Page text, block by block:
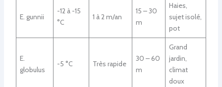
E. gunnii
-12 à -15
°C
1 à 2 m/an
15 – 30
m
Haies,
sujet isolé,
pot
E.
globulus
-5 °C Très rapide
30 – 60
m
Grand
jardin,
climat
doux